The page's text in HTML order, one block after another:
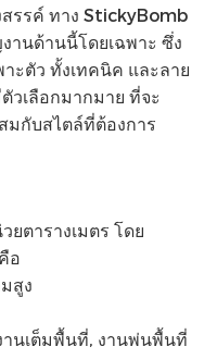
รรค์ ทาง StickyBomb
นด้านนี้โดยเฉพาะ ซึ่ง
ะตัว ทั้งเทคนิค และลาย
วเลือกมากมาย ที่จะ
มกับสไตล์ที่ต้องการ
ยตารางเมตร โดย
อ
สูง
นเต็มพื้นที่, งานพ่นพื้นที่